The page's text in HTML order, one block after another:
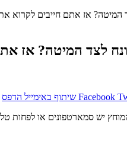
אז אתם חייבים לקרוא
לצד המיטה? אז
Facebook שיתוף באימייל הדפס
יש סמארטפונים או לפחות